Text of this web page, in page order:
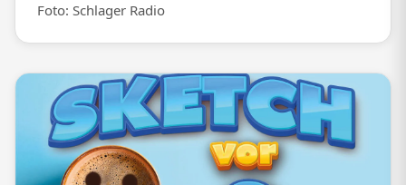
Foto: Schlager Radio